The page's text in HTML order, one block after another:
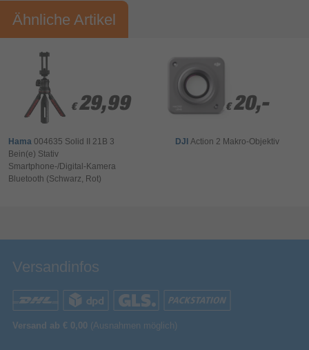
Ihre Bewertung:
Bitte mindestens 20 Wörter eingeben
Ihr Kommentar*
Ähnliche Artikel
€ 29,99
€ 29,99
Hama 004635 Solid II 21B 3
Bein(e) Stativ
Smartphone-/Digital-Kamera
Bluetooth (Schwarz, Rot)
€ 20,-
€ 20,-
DJIAction 2 Makro-Objektiv
Versandinfos
Versand ab € 0,00 (Ausnahmen möglich)